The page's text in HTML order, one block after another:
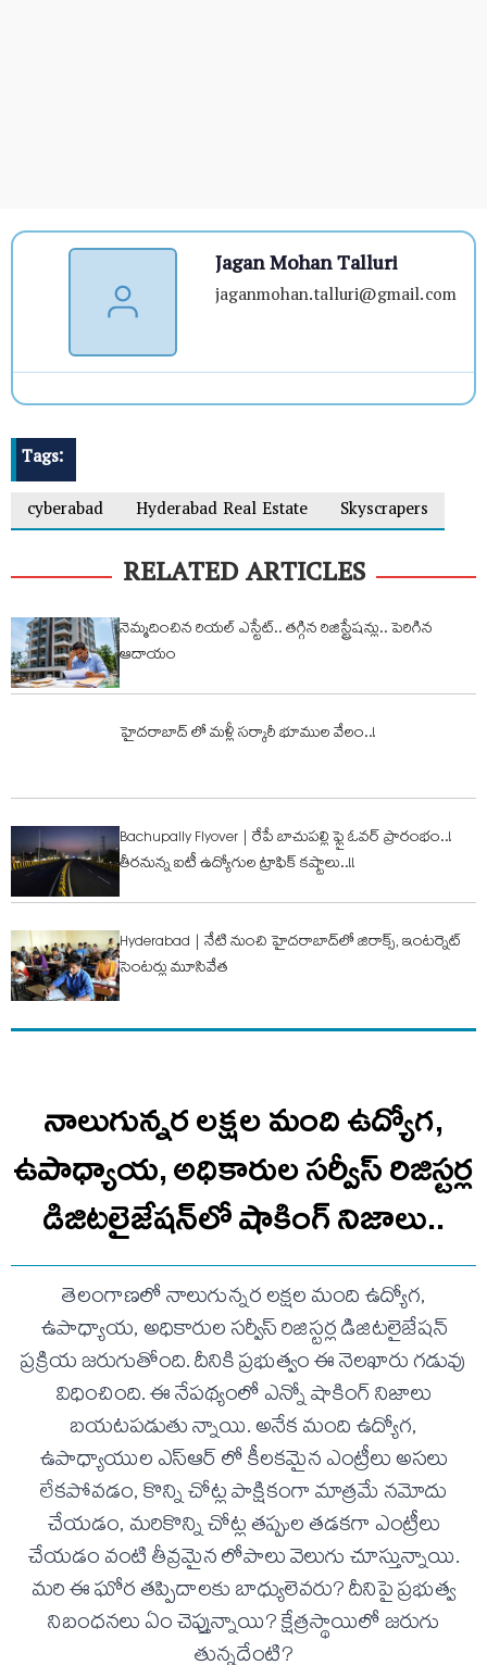
Jagan Mohan Talluri
jaganmohan.talluri@gmail.com
Tags:
cyberabad
Hyderabad Real Estate Skyscrapers
RELATED ARTICLES
నెమ్మదించిన రియల్ ఎస్టేట్.. తగ్గిన రిజిస్ట్రేషన్లు.. పెరిగిన
ఆదాయం
హైదరాబాద్ లో మళ్లీ సర్కారీ భూముల వేలం..!
Bachupally Flyover | రేపే బాచుప‌ల్లి ఫ్లై ఓవ‌ర్ ప్రారంభం..!
తీర‌నున్న ఐటీ ఉద్యోగుల ట్రాఫిక్ క‌ష్టాలు..!!
Hyderabad | నేటి నుంచి హైద‌రాబాద్‌లో జిరాక్స్, ఇంట‌ర్నెట్
సెంట‌ర్లు మూసివేత‌
నాలుగున్నర లక్షల మంది ఉద్యోగ,
ఉపాధ్యాయ, అధికారుల సర్వీస్‌ రిజిస్టర్ల
డిజిటలైజేషన్‌లో షాకింగ్‌ నిజాలు..
తెలంగాణలో నాలుగున్నర లక్షల మంది ఉద్యోగ,
ఉపాధ్యాయ, అధికారుల సర్వీస్ రిజిస్టర్ల డిజిటలైజేషన్
ప్రక్రియ జరుగుతోంది. దీనికి ప్రభుత్వం ఈ నెలఖారు గడువు
విధించింది. ఈ నేపథ్యంలో ఎన్నో షాకింగ్ నిజాలు
బయటపడుతు న్నాయి. అనేక మంది ఉద్యోగ,
ఉపాధ్యాయుల ఎస్ఆర్ లో కీలకమైన ఎంట్రీలు అసలు
లేకపోవడం, కొన్ని చోట్ల పాక్షికంగా మాత్రమే నమోదు
చేయడం, మరికొన్ని చోట్ల తప్పుల తడకగా ఎంట్రీలు
చేయడం వంటి తీవ్రమైన లోపాలు వెలుగు చూస్తున్నాయి.
మరి ఈ ఘోర తప్పిదాలకు బాధ్యులెవరు? దీనిపై ప్రభుత్వ
నిబంధనలు ఏం చెప్తున్నాయి? క్షేత్రస్థాయిలో జరుగు